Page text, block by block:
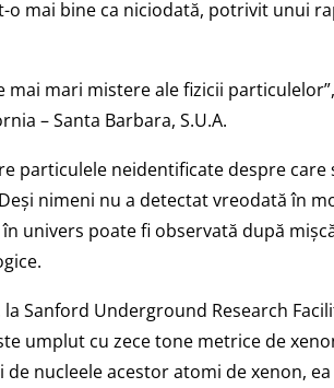
mai bine ca niciodată, potrivit unui
mari mistere ale fizicii
– Santa Barbara, S.U.A.
particulele neidentificate despre care
nimeni nu a detectat vreodată în
univers poate fi observată după
Sanford Underground Research
umplut cu zece tone metrice de
nucleele acestor atomi de xenon,